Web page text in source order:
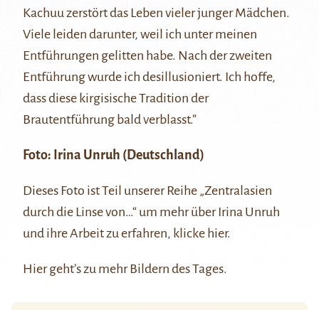
Kachuu zerstört das Leben vieler junger Mädchen.
Viele leiden darunter, weil ich unter meinen
Entführungen gelitten habe. Nach der zweiten
Entführung wurde ich desillusioniert. Ich hoffe,
dass diese kirgisische Tradition der
Brautentführung bald verblasst.”
Foto: Irina Unruh (Deutschland)
Dieses Foto ist Teil unserer Reihe „Zentralasien
durch die Linse von…“ um mehr über Irina Unruh
und ihre Arbeit zu erfahren, klicke hier.
Hiergeht’s zu mehr Bildern des Tages.